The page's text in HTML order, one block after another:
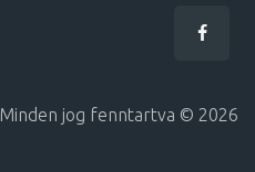
Minden jog fenntartva © 2026